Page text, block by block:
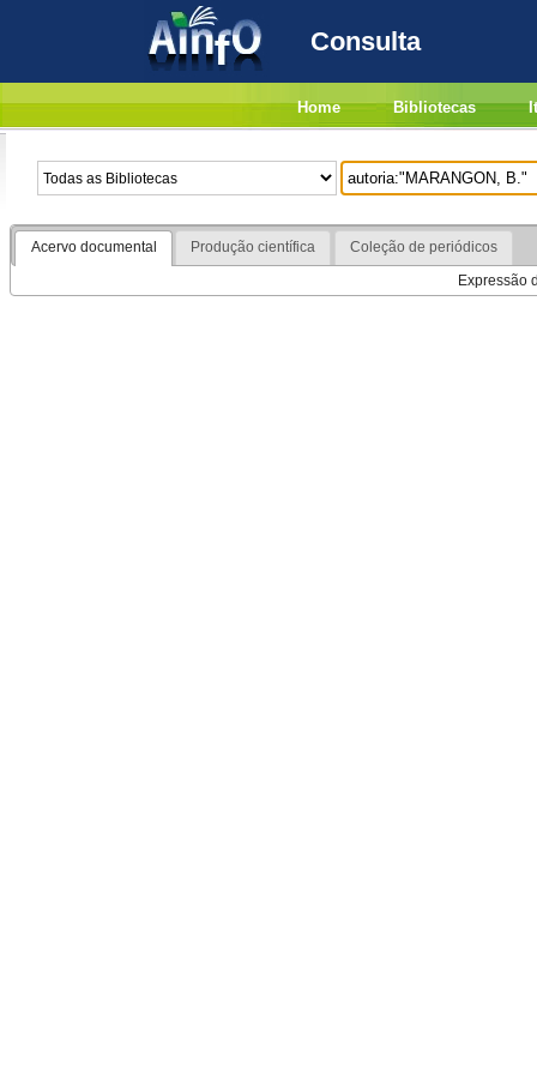
Consulta
Home Bibliotecas
Acervo documental Produção científica
Coleção de periódicos
Expressão